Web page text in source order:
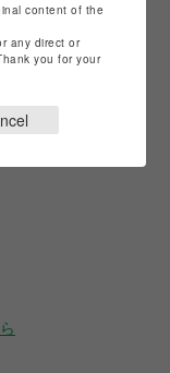
content of the
any direct or
you for your